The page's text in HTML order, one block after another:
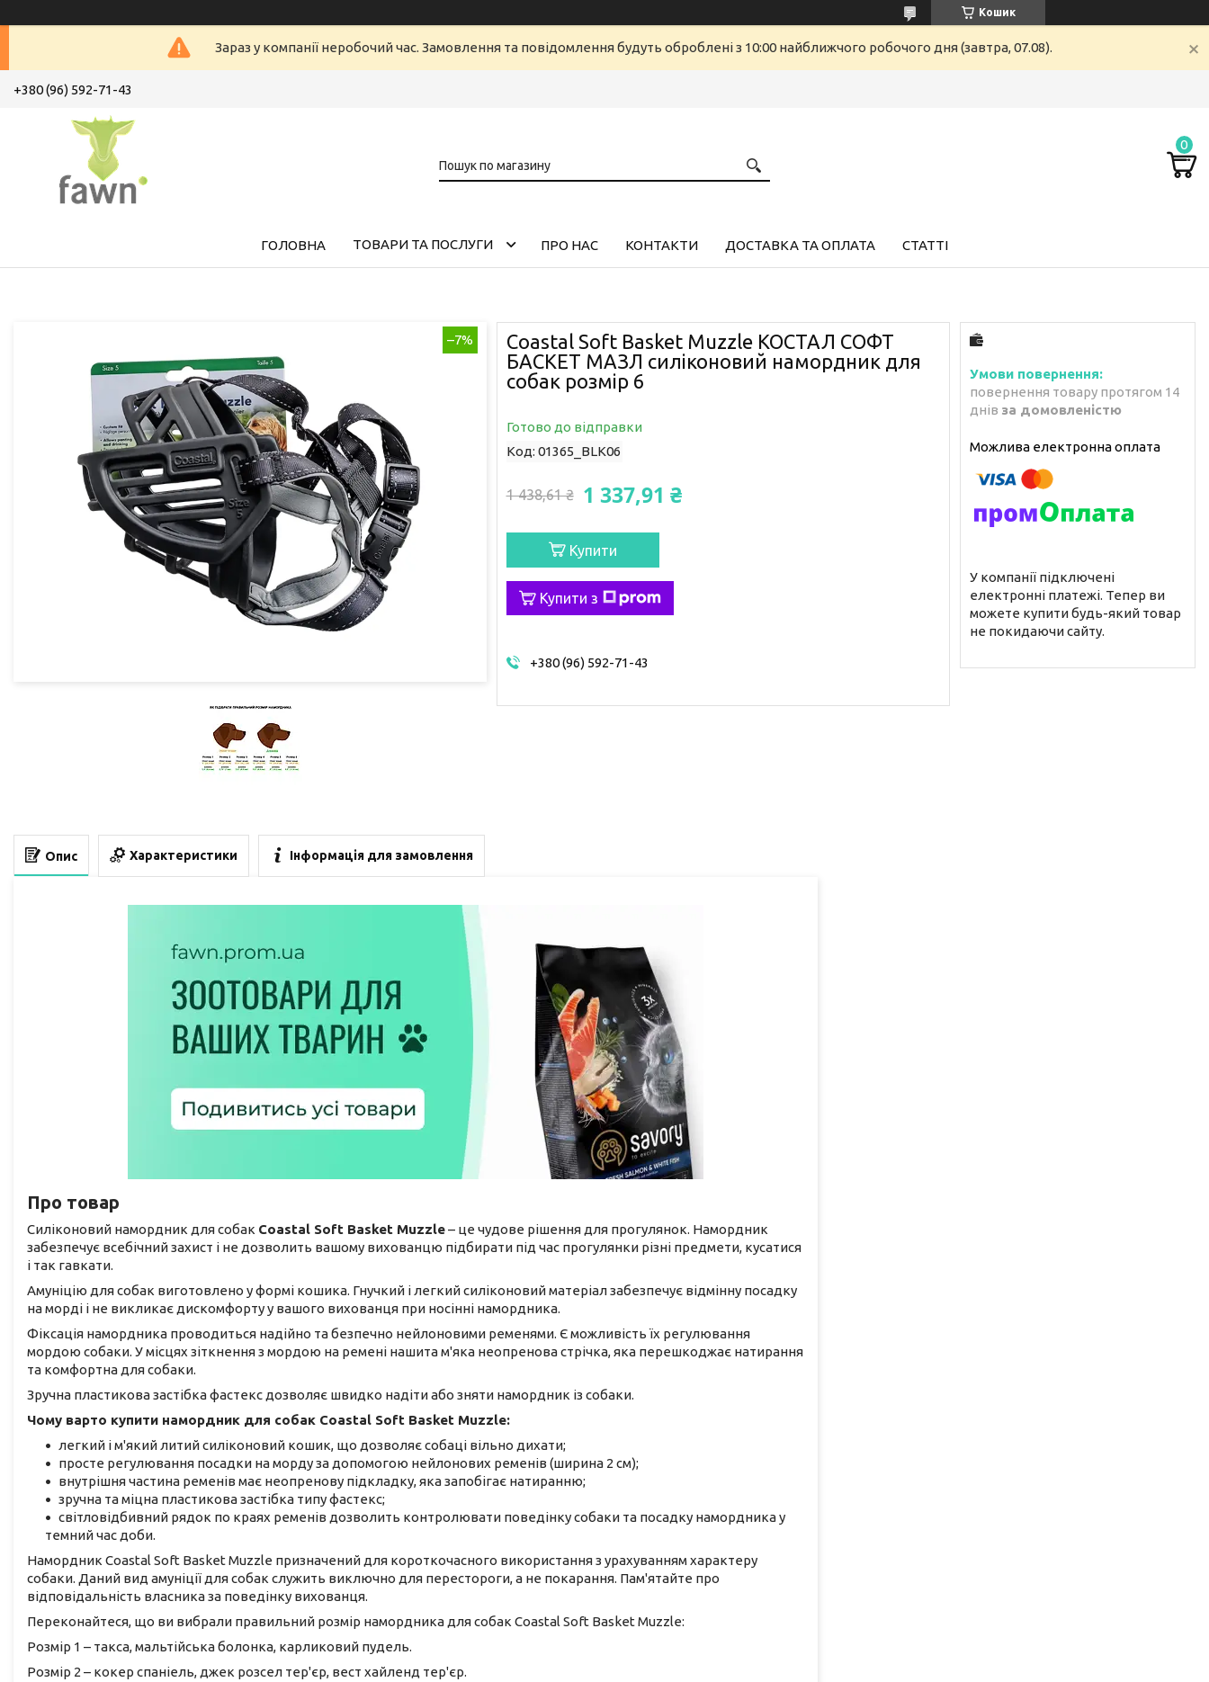
Кошик
Зараз у компанії неробочий час. Замовлення та повідомлення будуть оброблені з 10:00 найближчого робочого дня (завтра, 07.08).
+380 (96) 592-71-43
ГОЛОВНА ТОВАРИ ТА ПОСЛУГИ ПРО НАС КОНТАКТИ ДОСТАВКА ТА ОПЛАТА СТАТТІ
–7%
Coastal Soft Basket Muzzle КОСТАЛ СОФТ
БАСКЕТ МАЗЛ силіконовий намордник для
собак розмір 6
Готово до відправки
Код: 01365_BLK06
1 438,61 ₴ 1 337,91 ₴
Купити
Купити з
+380 (96) 592-71-43
повернення товару протягом 14
днів за домовленістю
У компанії підключені
електронні платежі. Тепер ви
можете купити будь-який товар
не покидаючи сайту.
Опис Характеристики Інформація для замовлення
Про товар
Силіконовий намордник для собак Coastal Soft Basket Muzzle– це чудове рішення для прогулянок. Намордник
забезпечує всебічний захист і не дозволить вашому вихованцю підбирати під час прогулянки різні предмети, кусатися
і так гавкати.
Амуніцію для собак виготовлено у формі кошика. Гнучкий і легкий силіконовий матеріал забезпечує відмінну посадку
на морді і не викликає дискомфорту у вашого вихованця при носінні намордника.
Фіксація намордника проводиться надійно та безпечно нейлоновими ременями. Є можливість їх регулювання
мордою собаки. У місцях зіткнення з мордою на ремені нашита м'яка неопренова стрічка, яка перешкоджає натирання
та комфортна для собаки.
Зручна пластикова застібка фастекс дозволяє швидко надіти або зняти намордник із собаки.
Чому варто купити намордник для собак Coastal Soft Basket Muzzle:
легкий і м'який литий силіконовий кошик, що дозволяє собаці вільно дихати;
просте регулювання посадки на морду за допомогою нейлонових ременів (ширина 2 см);
внутрішня частина ременів має неопренову підкладку, яка запобігає натиранню;
зручна та міцна пластикова застібка типу фастекс;
світловідбивний рядок по краях ременів дозволить контролювати поведінку собаки та посадку намордника у
темний час доби.
Намордник Coastal Soft Basket Muzzle призначений для короткочасного використання з урахуванням характеру
собаки. Даний вид амуніції для собак служить виключно для перестороги, а не покарання. Пам'ятайте про
відповідальність власника за поведінку вихованця.
Переконайтеся, що ви вибрали правильний розмір намордника для собак Coastal Soft Basket Muzzle:
Розмір 1 – такса, мальтійська болонка, карликовий пудель.
Розмір 2 – кокер спаніель, джек розсел тер'єр, вест хайленд тер'єр.